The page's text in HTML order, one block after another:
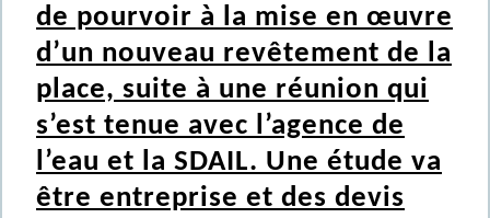
de pourvoir à la mise en œuvre
d’un nouveau revêtement de la
place, suite à une réunion qui
s’est tenue avec l’agence de
l’eau et la SDAIL. Une étude va
être entreprise et des devis